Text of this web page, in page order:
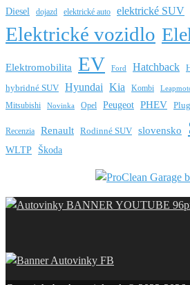
Diesel dojazd elektrické auto elektrické SUV
Elektrické vozidlo
Elektromobilita EV Ford Hatchback
hybridné SUV Hyundai Kia Kombi
Mitsubishi Novinka Opel Peugeot PHEV
Recenzia Renault Rodinné SUV slovensko
WLTP Škoda